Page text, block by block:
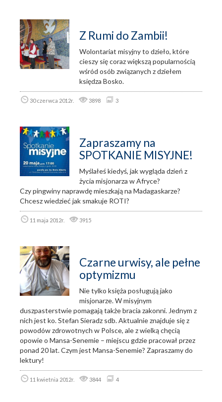
Z Rumi do Zambii!
Wolontariat misyjny to dzieło, które
cieszy się coraz większą popularnością
wśród osób związanych z dziełem
księdza Bosko.
30 czerwca 2012r. 3898 3
Zapraszamy na
SPOTKANIE MISYJNE!
Myślałeś kiedyś, jak wygląda dzień z
życia misjonarza w Afryce?
Czy pingwiny naprawdę mieszkają na Madagaskarze?
Chcesz wiedzieć jak smakuje ROTI?
11 maja 2012r. 3915
Czarne urwisy, ale pełne
optymizmu
Nie tylko księża posługują jako
misjonarze. W misyjnym
duszpasterstwie pomagają także bracia zakonni. Jednym z
nich jest ko. Stefan Sieradz sdb. Aktualnie znajduje się z
powodów zdrowotnych w Polsce, ale z wielką chęcią
opowie o Mansa-Senemie – miejscu gdzie pracował przez
ponad 20 lat. Czym jest Mansa-Senemie? Zapraszamy do
lektury!
11 kwietnia 2012r. 3844 4